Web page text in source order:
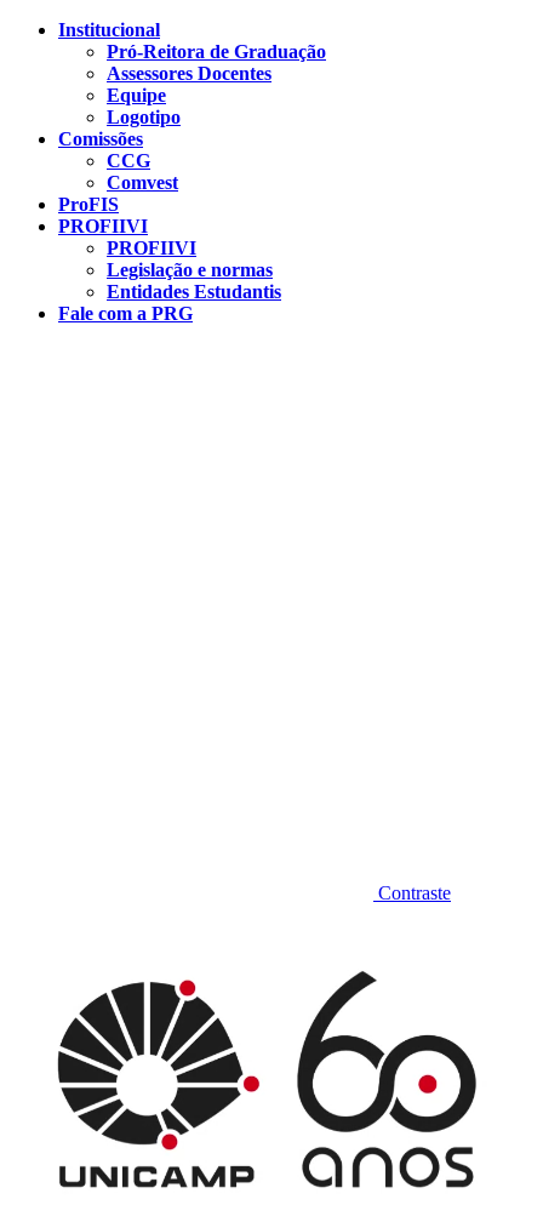
Conteúdo principal
Institucional
Pró-Reitora de Graduação
Assessores Docentes
Equipe
Logotipo
Comissões
CCG
Comvest
ProFIS
PROFIIVI
PROFIIVI
Legislação e normas
Entidades Estudantis
Fale com a PRG
Contraste